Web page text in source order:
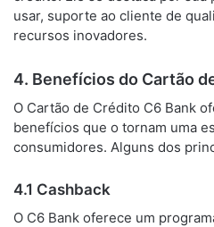
usar, suporte ao cliente de
recursos inovadores.
4. Benefícios do Cartão
O Cartão de Crédito C6 Bank
benefícios que o tornam uma
consumidores. Alguns dos
4.1 Cashback
O C6 Bank oferece um